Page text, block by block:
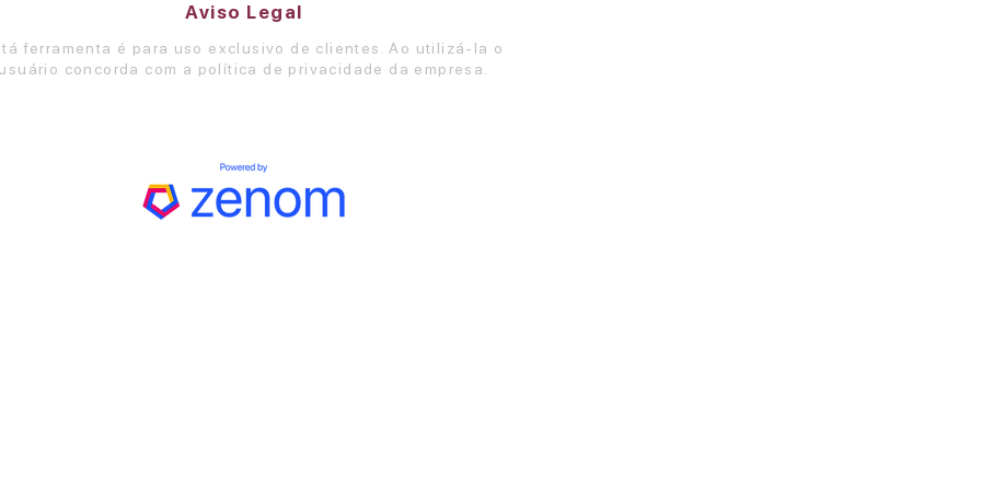
Aviso Legal
ferramenta é para uso exclusivo de clientes. Ao utilizá-la o
concorda com a política de privacidade da empresa.